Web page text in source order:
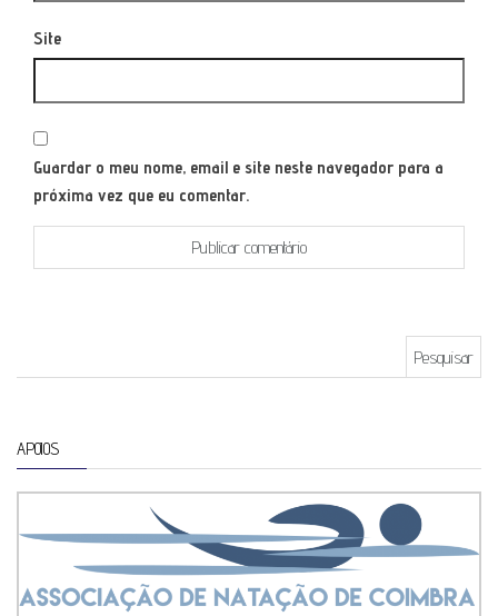
Site
Guardar o meu nome, email e site neste navegador para a
próxima vez que eu comentar.
APOIOS